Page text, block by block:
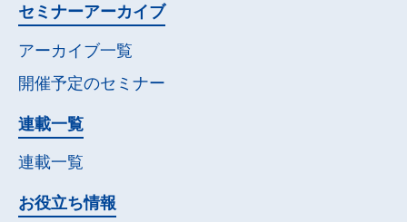
セミナーアーカイブ
アーカイブ一覧
開催予定のセミナー
連載一覧
連載一覧
お役立ち情報